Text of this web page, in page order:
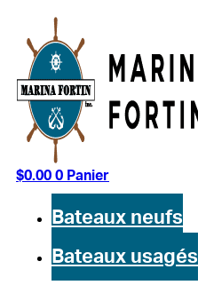
contenu
$0.00 0 Panier
Bateaux neufs
Bateaux usagés